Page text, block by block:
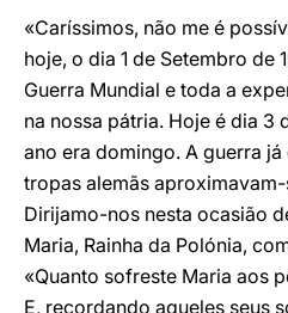
«Caríssimos, não me é
hoje, o dia 1 de Setembro de
Guerra Mundial e toda a
na nossa pátria. Hoje é dia 3
ano era domingo. A guerra
tropas alemãs
Dirijamo-nos nesta ocasião
Maria, Rainha da Polónia,
«Quanto sofreste Maria aos
E, recordando aqueles seus